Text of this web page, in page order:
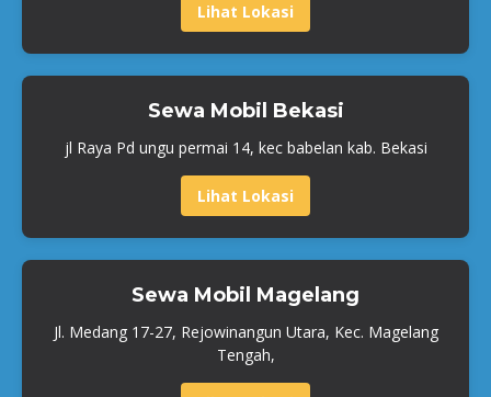
Lihat Lokasi
Sewa Mobil Bekasi
jl Raya Pd ungu permai 14, kec babelan kab. Bekasi
Lihat Lokasi
Sewa Mobil Magelang
Jl. Medang 17-27, Rejowinangun Utara, Kec. Magelang
Tengah,